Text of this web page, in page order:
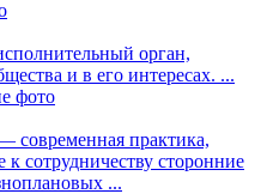
орган,
и в его интересах. ...
современная практика,
сотрудничеству сторонние
...